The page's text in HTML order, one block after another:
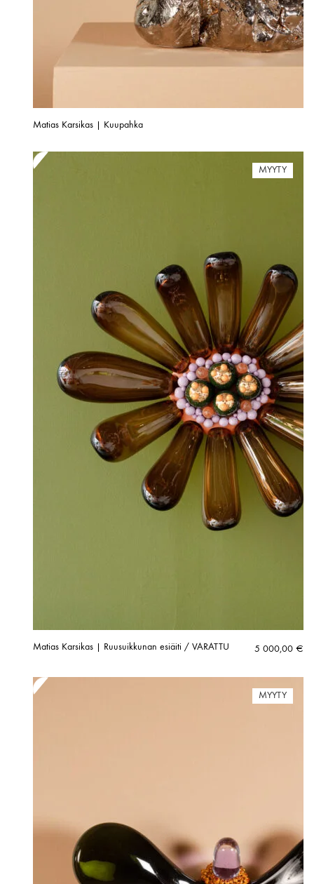
Matias Karsikas | Kuupahka
MYYTY
Matias Karsikas | Ruusuikkunan esiäiti / VARATTU 5 000,00 €
MYYTY